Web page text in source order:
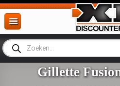
Ga
naar
inhoud
Producten
zoeken
Gillette